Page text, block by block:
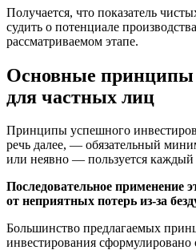
Получается, что показатель
судить о потенциале
рассматриваемом этапе.
Основные принципы
для частных лиц
Принципы успешного
речь далее, — обязательный
или неявно — пользуется
Последовательное применение
от неприятных потерь из-за
Большинство предлагаемых
инвестирования